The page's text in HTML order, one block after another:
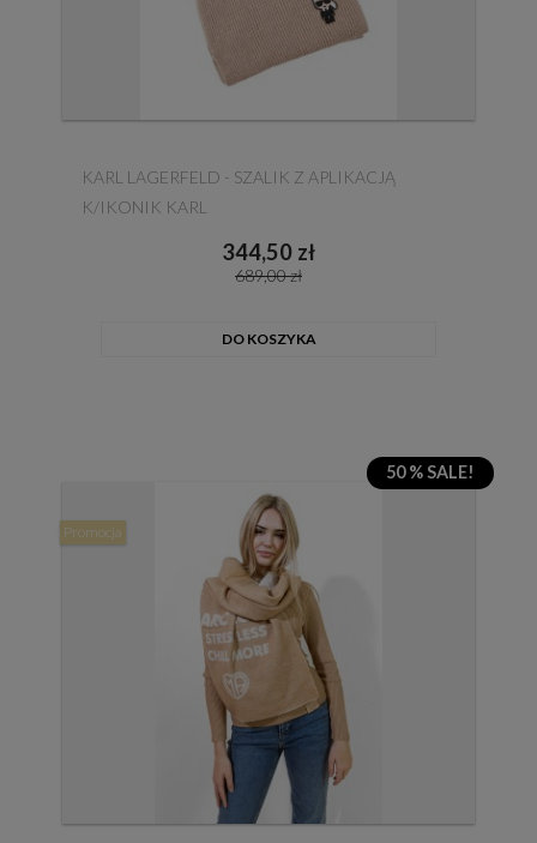
KARL LAGERFELD - SZALIK Z APLIKACJĄ
K/IKONIK KARL
344,50 zł
689,00 zł
DO KOSZYKA
50 % SALE!
Promocja